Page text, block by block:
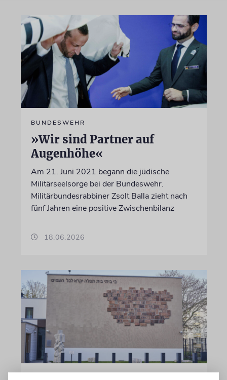
BUNDESWEHR
»Wir sind Partner auf
Augenhöhe«
Am 21. Juni 2021 begann die jüdische
Militärseelsorge bei der Bundeswehr.
Militärbundesrabbiner Zsolt Balla zieht nach
fünf Jahren eine positive Zwischenbilanz
18.06.2026